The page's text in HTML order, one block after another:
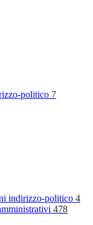
politico 7
indirizzo-politico 4
478